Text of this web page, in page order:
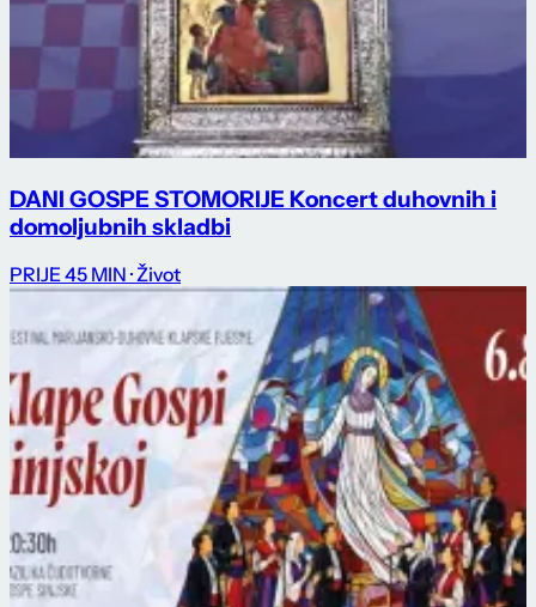
DANI GOSPE STOMORIJE Koncert duhovnih i
domoljubnih skladbi
PRIJE 45 MIN · Život